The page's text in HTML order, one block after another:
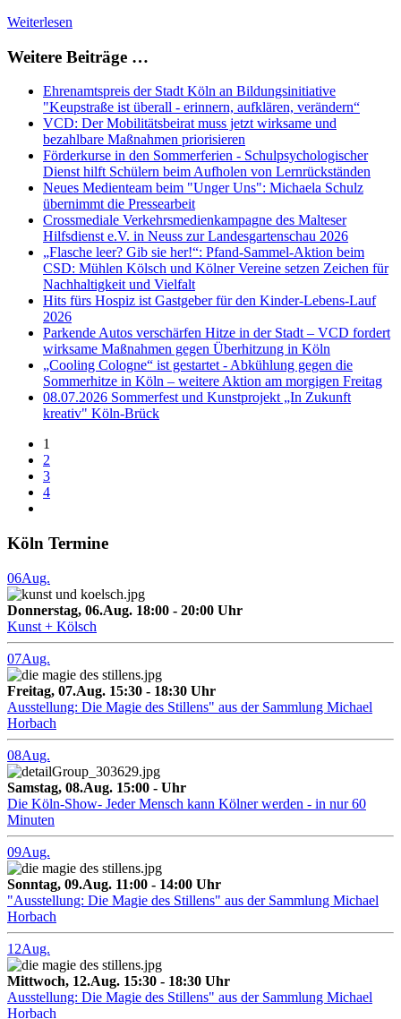
Weiterlesen
Weitere Beiträge …
Ehrenamtspreis der Stadt Köln an Bildungsinitiative
"Keupstraße ist überall - erinnern, aufklären, verändern“
VCD: Der Mobilitätsbeirat muss jetzt wirksame und
bezahlbare Maßnahmen priorisieren
Förderkurse in den Sommerferien - Schulpsychologischer
Dienst hilft Schülern beim Aufholen von Lernrückständen
Neues Medienteam beim "Unger Uns": Michaela Schulz
übernimmt die Pressearbeit
Crossmediale Verkehrsmedienkampagne des Malteser
Hilfsdienst e.V. in Neuss zur Landesgartenschau 2026
„Flasche leer? Gib sie her!“: Pfand-Sammel-Aktion beim
CSD: Mühlen Kölsch und Kölner Vereine setzen Zeichen für
Nachhaltigkeit und Vielfalt
Hits fürs Hospiz ist Gastgeber für den Kinder-Lebens-Lauf
2026
Parkende Autos verschärfen Hitze in der Stadt – VCD fordert
wirksame Maßnahmen gegen Überhitzung in Köln
„Cooling Cologne“ ist gestartet - Abkühlung gegen die
Sommerhitze in Köln – weitere Aktion am morgigen Freitag
08.07.2026 Sommerfest und Kunstprojekt „In Zukunft
kreativ" Köln-Brück
1
2
3
4
Köln Termine
06Aug.
Donnerstag, 06.Aug. 18:00 - 20:00 Uhr
Kunst + Kölsch
07Aug.
Freitag, 07.Aug. 15:30 - 18:30 Uhr
Ausstellung: Die Magie des Stillens" aus der Sammlung Michael
Horbach
08Aug.
Samstag, 08.Aug. 15:00 - Uhr
Die Köln-Show- Jeder Mensch kann Kölner werden - in nur 60
Minuten
09Aug.
Sonntag, 09.Aug. 11:00 - 14:00 Uhr
"Ausstellung: Die Magie des Stillens" aus der Sammlung Michael
Horbach
12Aug.
Mittwoch, 12.Aug. 15:30 - 18:30 Uhr
Ausstellung: Die Magie des Stillens" aus der Sammlung Michael
Horbach